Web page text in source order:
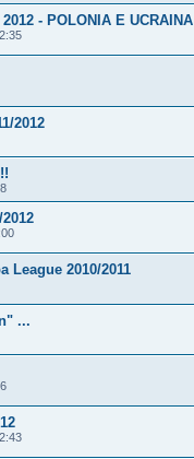
- POLONIA E UCRAINA
2012
League 2010/2011
...